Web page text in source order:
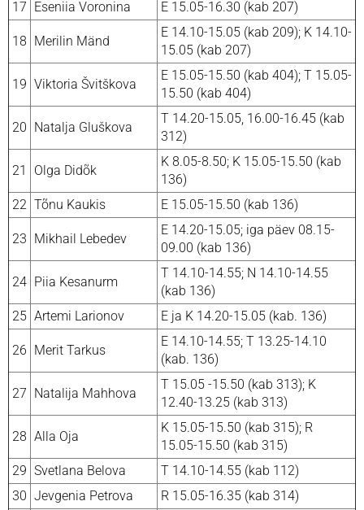
17 Eseniia Voronina E 15.05-16.30 (kab 207)
18 Merilin Mänd
E 14.10-15.05 (kab 209); K 14.10-
15.05 (kab 207)
19 Viktoria Švitškova
E 15.05-15.50 (kab 404); T 15.05-
15.50 (kab 404)
20 Natalja Gluškova
T 14.20-15.05, 16.00-16.45 (kab
312)
21 Olga Didõk
K 8.05-8.50; K 15.05-15.50 (kab
136)
22 Tõnu Kaukis E 15.05-15.50 (kab 136)
23 Mikhail Lebedev
E 14.20-15.05; iga päev 08.15-
09.00 (kab 136)
24 Piia Kesanurm
T 14.10-14.55; N 14.10-14.55
(kab 136)
25 Artemi Larionov E ja K 14.20-15.05 (kab. 136)
26 Merit Tarkus
E 14.10-14.55; T 13.25-14.10
(kab. 136)
27 Natalija Mahhova
T 15.05 -15.50 (kab 313); K
12.40-13.25 (kab 313)
28 Alla Oja
K 15.05-15.50 (kab 315); R
15.05-15.50 (kab 315)
29 Svetlana Belova
T 14.10-14.55 (kab 112)
30 Jevgenia Petrova
R 15.05-16.35 (kab 314)